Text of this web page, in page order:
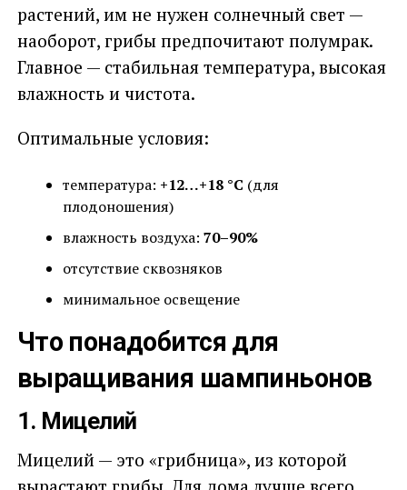
растений, им не нужен солнечный свет —
наоборот, грибы предпочитают полумрак.
Главное — стабильная температура, высокая
влажность и чистота.
Оптимальные условия:
температура: +12…+18 °C (для
плодоношения)
влажность воздуха: 70–90%
отсутствие сквозняков
минимальное освещение
Что понадобится для
выращивания шампиньонов
1. Мицелий
Мицелий — это «грибница», из которой